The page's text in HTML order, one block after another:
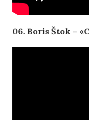
06. Boris Štok –